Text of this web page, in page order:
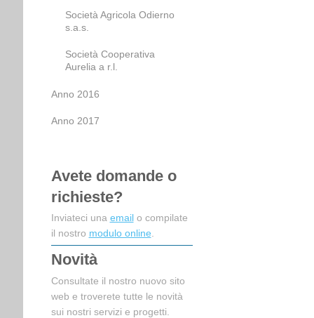
Società Agricola Odierno
s.a.s.
Società Cooperativa
Aurelia a r.l.
Anno 2016
Anno 2017
Avete domande o
richieste?
Inviateci una emailo compilate
il nostro modulo online.
Novità
Consultate il nostro nuovo sito
web e troverete tutte le novità
sui nostri servizi e progetti.